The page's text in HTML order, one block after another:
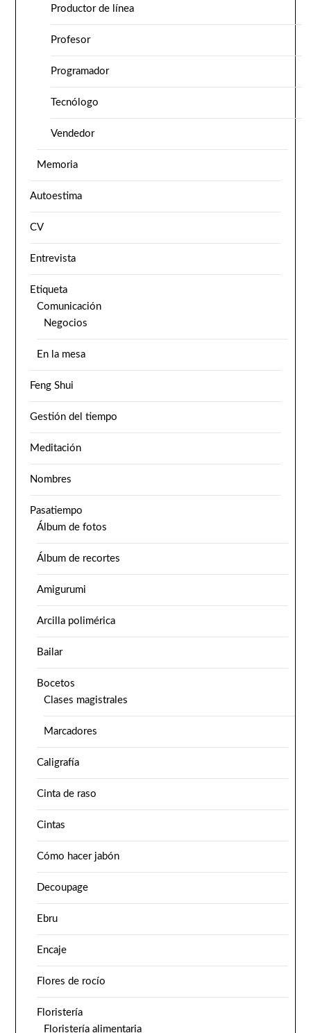
Productor de línea
Profesor
Programador
Tecnólogo
Vendedor
Memoria
Autoestima
CV
Entrevista
Etiqueta
Comunicación
Negocios
En la mesa
Feng Shui
Gestión del tiempo
Meditación
Nombres
Pasatiempo
Álbum de fotos
Álbum de recortes
Amigurumi
Arcilla polimérica
Bailar
Bocetos
Clases magistrales
Marcadores
Caligrafía
Cinta de raso
Cintas
Cómo hacer jabón
Decoupage
Ebru
Encaje
Flores de rocío
Floristería
Floristería alimentaria